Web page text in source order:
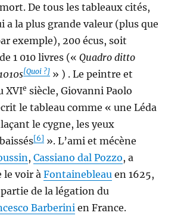
De tous les tableaux cités,
a la plus grande valeur (plus que
exemple), 200 écus, soit
1 010 livres («Quadro ditto
[Quoi ?] » ) . Le peintre et
XVIe siècle, Giovanni Paolo
le tableau comme « une Léda
le cygne, les yeux
[6] ». L’ami et mécène
,Cassiano dal Pozzo, a
le voir àFontainebleau en 1625,
de la légation du
Barberinien France.